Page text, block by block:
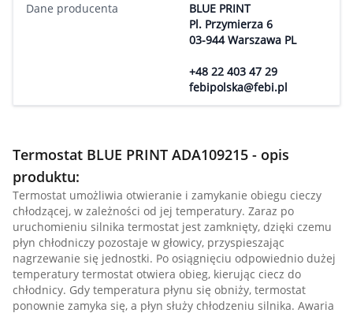
Dane producenta
BLUE PRINT
Pl. Przymierza 6
03-944 Warszawa PL
+48 22 403 47 29
febipolska@febi.pl
Termostat BLUE PRINT ADA109215 - opis
produktu:
Termostat umożliwia otwieranie i zamykanie obiegu cieczy
chłodzącej, w zależności od jej temperatury. Zaraz po
uruchomieniu silnika termostat jest zamknięty, dzięki czemu
płyn chłodniczy pozostaje w głowicy, przyspieszając
nagrzewanie się jednostki. Po osiągnięciu odpowiednio dużej
temperatury termostat otwiera obieg, kierując ciecz do
chłodnicy. Gdy temperatura płynu się obniży, termostat
ponownie zamyka się, a płyn służy chłodzeniu silnika. Awaria